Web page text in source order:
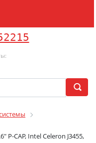
CAP, Intel Celeron J3455,